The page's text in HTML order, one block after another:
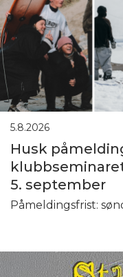
5.8.2026
Husk
5. september
Påmeldingsfrist: